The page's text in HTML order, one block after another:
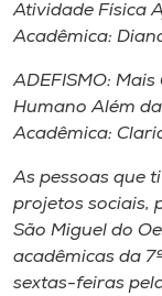
Atividade Física
Acadêmica:
ADEFISMO:
Humano Além
Acadêmica:
As pessoas que
projetos sociais,
São Miguel do
acadêmicas da
sextas-feiras